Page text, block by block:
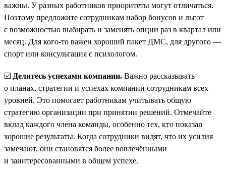
важны. У разных работников приоритеты могут отличаться.
Поэтому предложите сотрудникам набор бонусов и льгот
с возможностью выбирать и заменять опции раз в квартал или
месяц. Для кого-то важен хороший пакет ДМС, для другого —
спорт или консультация с психологом.
☑️ Делитесь успехами компании. Важно рассказывать
о планах, стратегии и успехах компании сотрудникам всех
уровней. Это помогает работникам учитывать общую
стратегию организации при принятии решений. Отмечайте
вклад каждого члена команды, особенно тех, кто показал
хорошие результаты. Когда сотрудники видят, что их усилия
замечают, они становятся более вовлечёнными
и заинтересованными в общем успехе.